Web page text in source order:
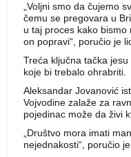
„Voljni smo da čujemo
čemu se pregovara u
u taj proces kako
on popravi“, poručio je
Treća ključna tačka
koje bi trebalo ohrabriti.
Aleksandar Jovanović
Vojvodine zalaže za
pojedinac može da živi
„Društvo mora imati
nejednakosti“, poručio